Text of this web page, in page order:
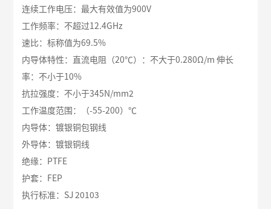
连续工作电压：最大有效值为900V
工作频率：不超过12.4GHz
速比：标称值为69.5%
内导体特性：直流电阻（20℃）：不大于0.280Ω/m 伸长
率：不小于10%
抗拉强度：不小于345N/mm2
工作温度范围：（-55-200）℃
内导体：镀银铜包钢线
外导体：镀银铜线
绝缘：PTFE
护套：FEP
执行标准：SJ 20103